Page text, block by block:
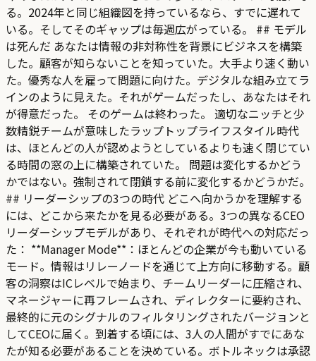
る。2024年と同じ組織図を持っているなら、すでに遅れて
いる。そしてそのギャップは毎週広がっている。 ## モデル
は死んだ あなたは情報の非対称性を背景にビジネスを構築
した。顧客が知らないことを知っていた。大手より速く動い
た。優秀な人を雇って問題に向けた。デジタルな組み立てラ
インのように見えた。それがゲームだったし、あなたはそれ
が得意だった。 そのゲームは終わった。 適切なニッチと少
数精鋭チームが意味したラップトップライフスタイル時代
は、ほとんどの人が認めようとしているよりも速く閉じてい
る時間の窓の上に構築されていた。 問題は変化するかどう
かではない。強制されて閉鎖する前に変化するかどうかだ。
## リーダーシップの3つの時代 どこへ向かうかを理解する
には、どこから来たかを見る必要がある。3つの異なるCEO
リーダーシップモデルがあり、それぞれが時代への対応だっ
た： **Manager Mode**：ほとんどの企業が今も動いている
モード。情報はリレーノードを通じて上方向に移動する。顧
客の洞察はICレベルで始まり、チームリーダーに圧縮され、
マネージャーに再フレームされ、ディレクターに要約され、
最終的に元のシグナルのフィルタリングされたバージョンと
してCEOに届く。到着する頃には、3人の人間がすでにあな
たが知る必要があることを決めている。ボトルネックは承認